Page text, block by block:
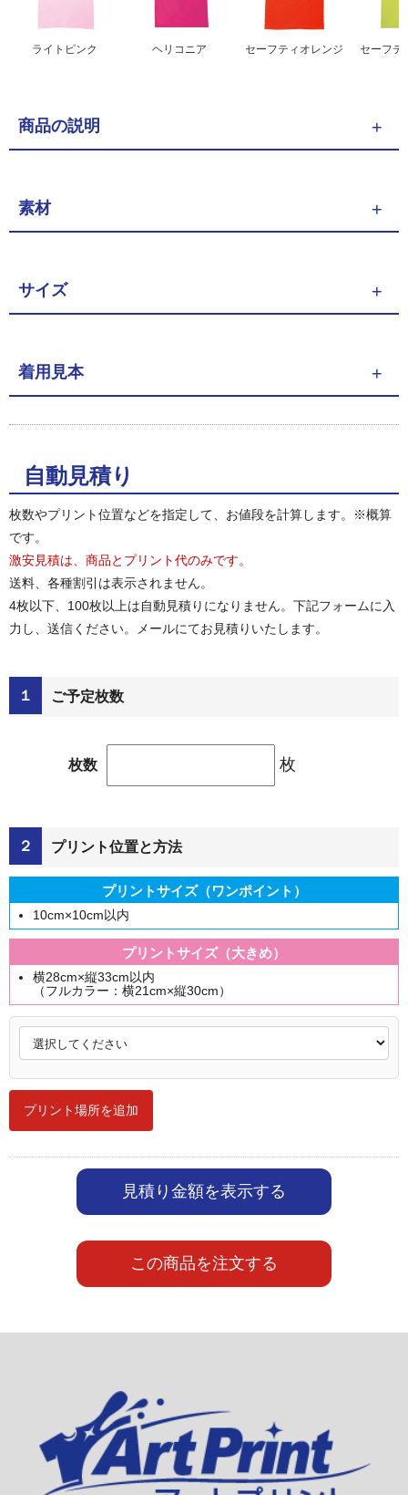
ライトピンク ヘリコニア セーフティオレンジ セーフテ
商品の説明
素材
サイズ
着用見本
自動見積り
枚数やプリント位置などを指定して、お値段を計算します。※概算
です。
激安見積は、商品とプリント代のみです。
送料、各種割引は表示されません。
4枚以下、100枚以上は自動見積りになりません。下記フォームに入
力し、送信ください。メールにてお見積りいたします。
１ ご予定枚数
枚数 枚
２ プリント位置と方法
プリントサイズ（ワンポイント）
10cm×10cm以内
プリントサイズ（大きめ）
横28cm×縦33cm以内
（フルカラー：横21cm×縦30cm）
プリント場所を追加
見積り金額を表示する
この商品を注文する